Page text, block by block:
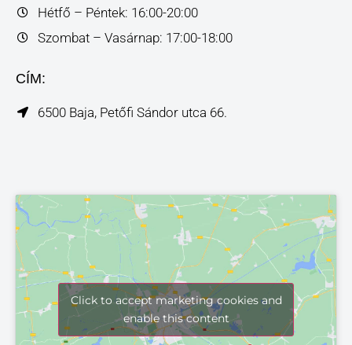
Hétfő – Péntek: 16:00-20:00
Szombat – Vasárnap: 17:00-18:00
CÍM:
6500 Baja, Petőfi Sándor utca 66.
Click to accept marketing cookies and
enable this content